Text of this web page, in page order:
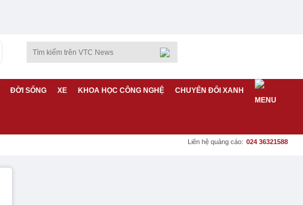
ĐỜI SỐNG XE KHOA HỌC CÔNG NGHỆ CHUYỂN ĐỔI XANH
Liên hệ quảng cáo: 024 36321588